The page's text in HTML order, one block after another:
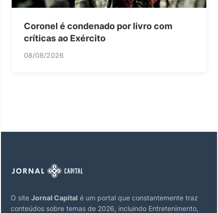
Coronel é condenado por livro com
críticas ao Exército
08/08/2026
O site Jornal Capital é um portal que constantemente traz
conteúdos sobre temas de 2026, incluindo Entretenimento,